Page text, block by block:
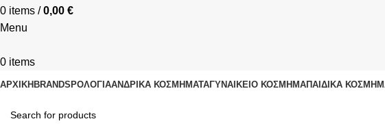
0 items / 0,00 €
Menu
0 items
ΑΡΧΙΚΗ BRANDS ΡΟΛΌΓΙΑΑΝΔΡΙΚΆ ΚΟΣΜΉΜΑΤΑΓΥΝΑΙΚΕΊΟ ΚΟΣΜΉΜΑΠΑΙΔΙΚΆ